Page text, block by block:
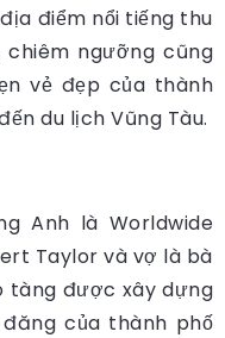
điểm nổi tiếng thu
ngưỡng cũng
vẻ đẹp của thành
du lịch Vũng Tàu.
Anh là Worldwide
Taylor và vợ là bà
tàng được xây dựng
của thành phố